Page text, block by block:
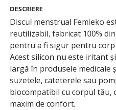
DESCRIERE
Discul menstrual Femieko
reutilizabil, fabricat 100%
pentru a fi sigur pentru
Acest silicon nu este iritant
largă în produsele medicale
suzetele, cateterele sau
biocompatibil cu corpul tău,
maxim de confort.